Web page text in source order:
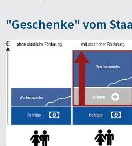
"Geschenke" vom